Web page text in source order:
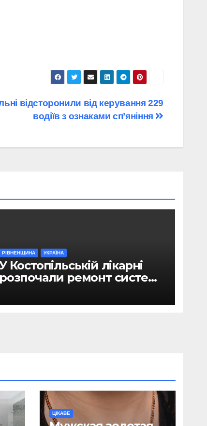
відсторонили від керування 229
водіїв з ознаками сп’яніння
РІВНЕНЩИНА УКРАЇНА
Костопільській лікарні
розпочали ремонт системи
ЦІКАВЕ